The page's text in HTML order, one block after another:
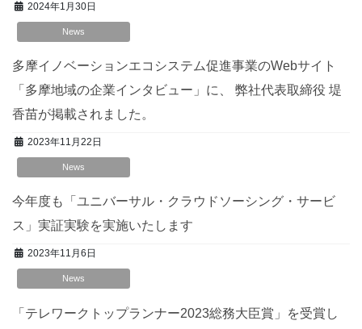
2024年1月30日
News
多摩イノベーションエコシステム促進事業のWebサイト
「多摩地域の企業インタビュー」に、 弊社代表取締役 堤
香苗が掲載されました。
2023年11月22日
News
今年度も「ユニバーサル・クラウドソーシング・サービ
ス」実証実験を実施いたします
2023年11月6日
News
「テレワークトップランナー2023総務大臣賞」を受賞し